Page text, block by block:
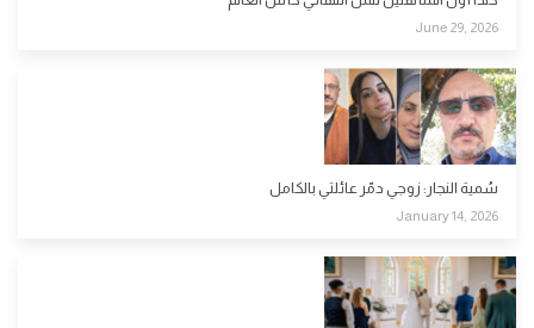
June 29, 2026
سُمية النجار: زوجي دمّر عائلتي بالكامل
January 14, 2026